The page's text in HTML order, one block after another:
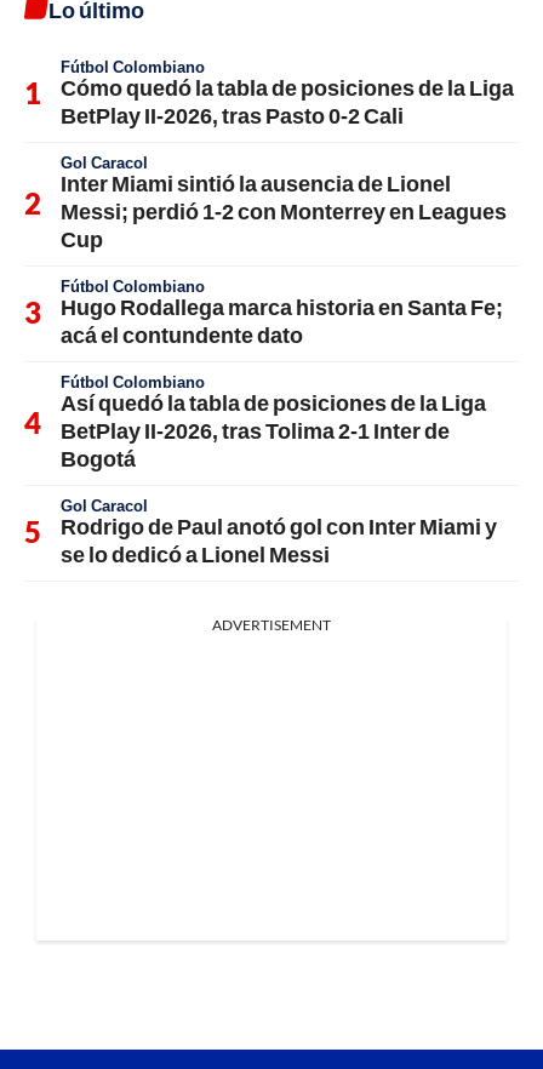
Lo último
Fútbol Colombiano
Cómo quedó la tabla de posiciones de la Liga
BetPlay II-2026, tras Pasto 0-2 Cali
Gol Caracol
Inter Miami sintió la ausencia de Lionel
Messi; perdió 1-2 con Monterrey en Leagues
Cup
Fútbol Colombiano
Hugo Rodallega marca historia en Santa Fe;
acá el contundente dato
Fútbol Colombiano
Así quedó la tabla de posiciones de la Liga
BetPlay II-2026, tras Tolima 2-1 Inter de
Bogotá
Gol Caracol
Rodrigo de Paul anotó gol con Inter Miami y
se lo dedicó a Lionel Messi
ADVERTISEMENT